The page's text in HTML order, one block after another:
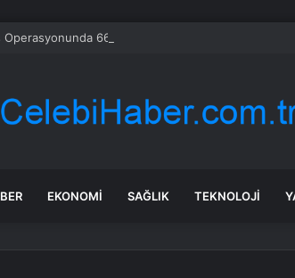
Operasyonunda 66 Tutuklama
EKONOMI SAĞLIK TEKNOLOJI